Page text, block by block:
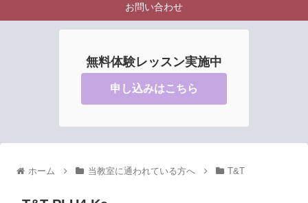
お問い合わせ
無料体験レッスン実施中
申し込みはこちら
ホーム 当教室に通われている方へ T&T